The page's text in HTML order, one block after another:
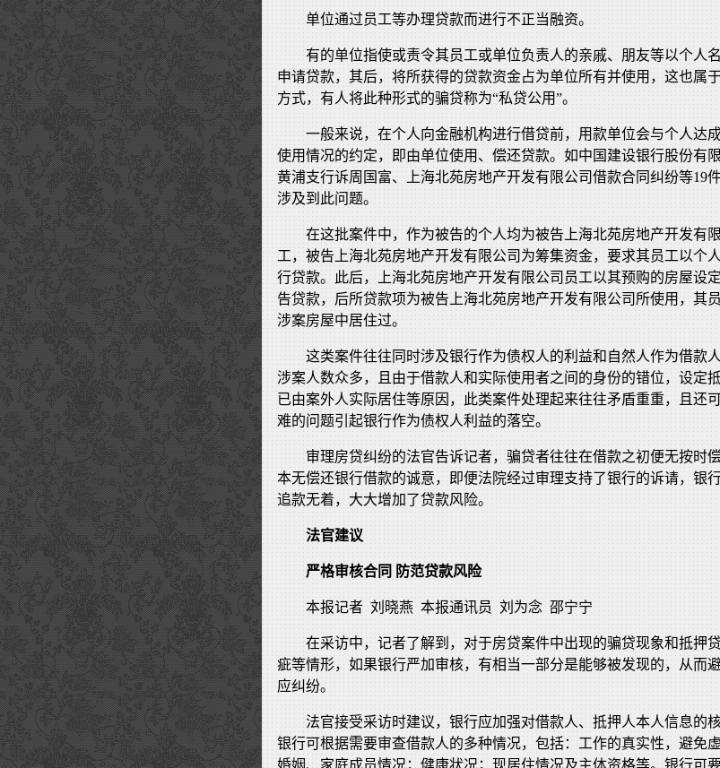
单位通过员工等办理贷款而进行不正当融资。
有的单位指使或责令其员工或单位负责人的亲戚、朋友等以个人
申请贷款，其后，将所获得的贷款资金占为单位所有并使用，这也属
方式，有人将此种形式的骗贷称为“私贷公用”。
一般来说，在个人向金融机构进行借贷前，用款单位会与个人达
使用情况的约定，即由单位使用、偿还贷款。如中国建设银行股份有
黄浦支行诉周国富、上海北苑房地产开发有限公司借款合同纠纷等19
涉及到此问题。
在这批案件中，作为被告的个人均为被告上海北苑房地产开发有
工，被告上海北苑房地产开发有限公司为筹集资金，要求其员工以个
行贷款。此后，上海北苑房地产开发有限公司员工以其预购的房屋设
告贷款，后所贷款项为被告上海北苑房地产开发有限公司所使用，其
涉案房屋中居住过。
这类案件往往同时涉及银行作为债权人的利益和自然人作为借款
涉案人数众多，且由于借款人和实际使用者之间的身份的错位，设定
已由案外人实际居住等原因，此类案件处理起来往往矛盾重重，且还
难的问题引起银行作为债权人利益的落空。
审理房贷纠纷的法官告诉记者，骗贷者往往在借款之初便无按时
本无偿还银行借款的诚意，即便法院经过审理支持了银行的诉请，银
追款无着，大大增加了贷款风险。
法官建议
严格审核合同 防范贷款风险
本报记者 刘晓燕 本报通讯员 刘为念 邵宁宁
在采访中，记者了解到，对于房贷案件中出现的骗贷现象和抵押
疵等情形，如果银行严加审核，有相当一部分是能够被发现的，从而
应纠纷。
法官接受采访时建议，银行应加强对借款人、抵押人本人信息的
银行可根据需要审查借款人的多种情况，包括：工作的真实性，避免
婚姻、家庭成员情况；健康状况；现居住情况及主体资格等。银行可